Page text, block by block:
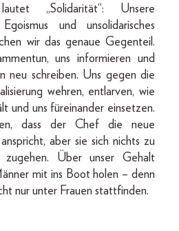
„Solidarität“: Unsere
und unsolidarisches
wir das genaue Gegenteil.
uns informieren und
neu schreiben. Uns gegen die
wehren, entlarven, wie
und uns füreinander einsetzen.
dass der Chef die neue
aber sie sich nichts zu
Über unser Gehalt
mit ins Boot holen – denn
nur unter Frauen stattfinden.